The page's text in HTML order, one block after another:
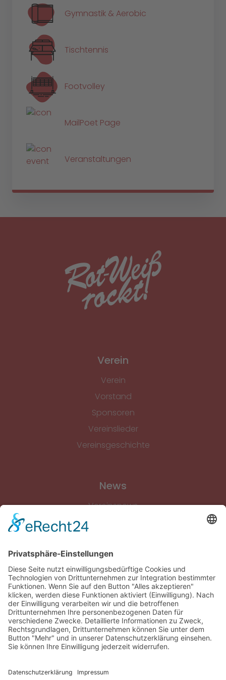
Gymnastik & Aerobic
Tischtennis
Footvolley
MailPoet Page
Veranstaltungen
Verein
Verein
Vorstand
Sponsoren
Vereinslieder
Vereinsgeschichte
News
Vereinsnews
Gymnastik & Aerobic
Tischtennis
Footvolley
Sonstiges
Download-Bereich